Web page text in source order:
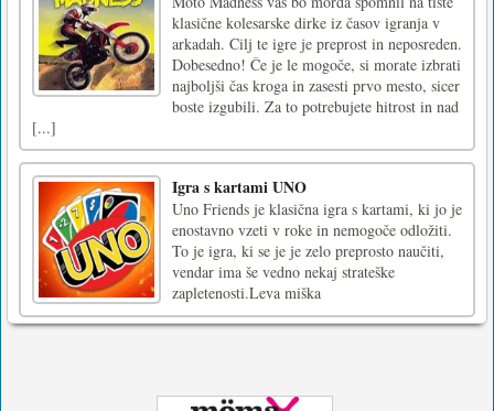
klasične kolesarske dirke iz časov igranja v
arkadah. Cilj te igre je preprost in neposreden.
Dobesedno! Če je le mogoče, si morate izbrati
najboljši čas kroga in zasesti prvo mesto, sicer
boste izgubili. Za to potrebujete hitrost in nad
[...]
Igra s kartami UNO
Uno Friends je klasična igra s kartami, ki jo je
enostavno vzeti v roke in nemogoče odložiti.
To je igra, ki se je je zelo preprosto naučiti,
vendar ima še vedno nekaj strateške
zapletenosti.Leva miška